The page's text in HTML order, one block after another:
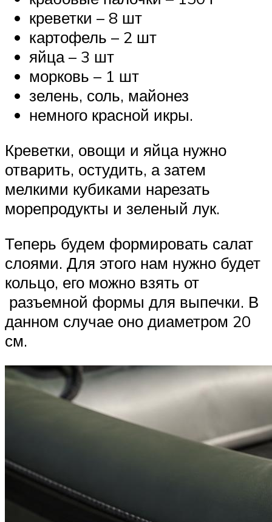
креветки – 8 шт
картофель – 2 шт
яйца – 3 шт
морковь – 1 шт
зелень, соль, майонез
немного красной икры.
Креветки, овощи и яйца нужно
отварить, остудить, а затем
мелкими кубиками нарезать
морепродукты и зеленый лук.
Теперь будем формировать салат
слоями. Для этого нам нужно будет
кольцо, его можно взять от
разъемной формы для выпечки. В
данном случае оно диаметром 20
см.